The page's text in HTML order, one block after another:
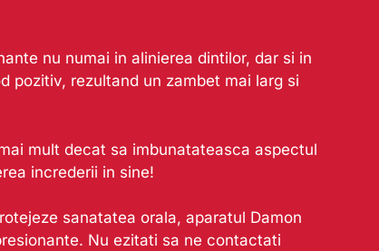
nu numai in alinierea dintilor, dar si in
pozitiv, rezultand un zambet mai larg si
mult decat sa imbunatateasca aspectul
increderii in sine!
sanatatea orala, aparatul Damon
Nu ezitati sa ne contactati